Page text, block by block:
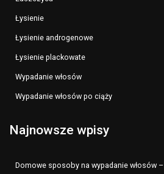
Łysienie
Łysienie androgenowe
Łysienie plackowate
Wypadanie włosów
Wypadanie włosów po ciąży
Najnowsze wpisy
Domowe sposoby na wypadanie włosów